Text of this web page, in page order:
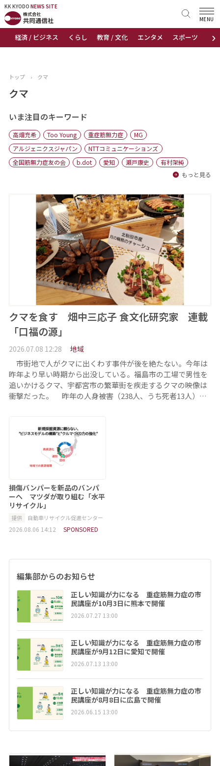
KK KYODO NEWS SITE
›
経済 / ビジネス くらし 教育 / 文化 エンタメ スポーツ 地域
MENU
KK KYODONEWS SITE
トップページ
ニュース
おすすめコンテンツ
出版物
会社概要
トップ › クマ
クマ
いま注目のキーワード
高畑充希 Too Young 重症筋無力症
MG
アルジェニクスジャパン
NTTコミュニケーションズ
全国筋無力症友の会
b.dot 愛知 瀬戸康史
有村架純
もっと見る
クマを食す 畑中三応子 食文化研究家 連載
「口福の源」
2026.07.08 12:28 地域
市街地で人がクマに出くわす事件が後を絶たない。今年は
昨年より早い時期から出没している。福島市の工場で男性を
追いかけるクマ、宇都宮市の繁華街を疾走するクマの映像は
衝撃だった。 昨年の人身被害（238人、うち死者13人）…
損傷バンパーを新品のバンパ
ーへ マツダが取り組む「水平
リサイクル」
提供 自動車リサイクル促進センター
2026.08.06 14:12 SPONSORED
編集部からのお知らせ
正しい知識が力になる 重症筋無力症の市
民講座が10月3日に熊本で開催
2026.07.27 13:00
正しい知識が力になる 重症筋無力症の市
民講座が9月12日に愛知で開催
2026.07.13 13:00
正しい知識が力になる 重症筋無力症の市
民講座が8月8日に広島で開催
2026.06.15 13:00